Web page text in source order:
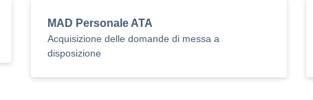
MAD Personale ATA
Acquisizione delle domande di messa a
disposizione